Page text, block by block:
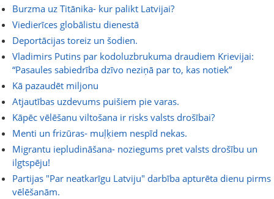
Burzma uz Titānika- kur palikt Latvijai?
Viedierīces globālistu dienestā
Deportācijas toreiz un šodien.
Vladimirs Putins par kodoluzbrukuma draudiem Krievijai:
“Pasaules sabiedrība dzīvo neziņā par to, kas notiek”
Kā pazaudēt miljonu
Atjautības uzdevums puišiem pie varas.
Kāpēc vēlēšanu viltošana ir risks valsts drošībai?
Menti un frizūras- muļķiem nespīd nekas.
Migrantu iepludināšana- noziegums pret valsts drošību un
ilgtspēju!
Partijas "Par neatkarīgu Latviju" darbība apturēta dienu pirms
vēlēšanām.